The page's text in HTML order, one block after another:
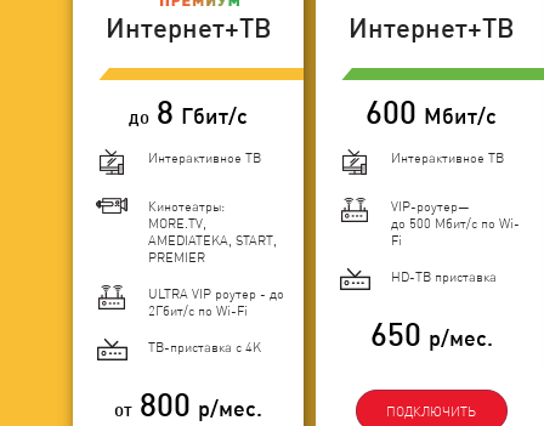
Интернет+ТВ
до 8 Гбит/с
Интерактивное ТВ
Кинотеатры:
MORE.TV,
AMEDIATEKA, START,
PREMIER
ULTRA VIP роутер - до
2Гбит/c по Wi-Fi
ТВ-приставка с 4K
от 800 р/мес.
Интернет+ТВ
600 Мбит/с
Интерактивное ТВ
VIP-роутер—
до 500 Мбит/с по Wi-
Fi
HD-ТВ приставка
650 р/мес.
ПОДКЛЮЧИТЬ